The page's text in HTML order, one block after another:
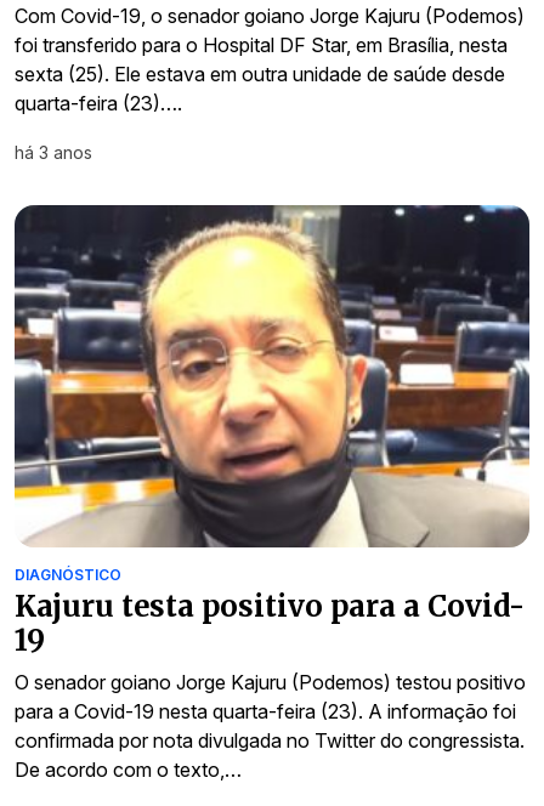
Com Covid-19, o senador goiano Jorge Kajuru (Podemos)
foi transferido para o Hospital DF Star, em Brasília, nesta
sexta (25). Ele estava em outra unidade de saúde desde
quarta-feira (23)….
há 3 anos
DIAGNÓSTICO
Kajuru testa positivo para a Covid-
19
O senador goiano Jorge Kajuru (Podemos) testou positivo
para a Covid-19 nesta quarta-feira (23). A informação foi
confirmada por nota divulgada no Twitter do congressista.
De acordo com o texto,…